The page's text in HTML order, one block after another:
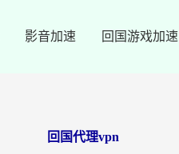
影音加速 回国游戏加速
回国代理vpn